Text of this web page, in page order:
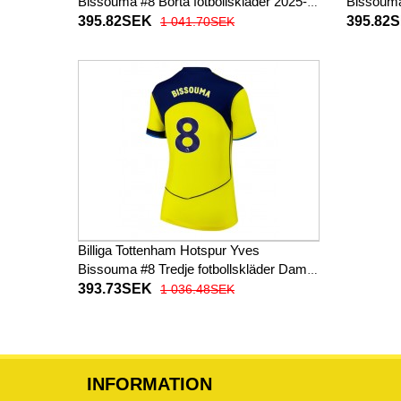
26 Kortärmad
395.82SEK 1 041.70SEK
26
Billiga Tottenham Hotspur Yves
Bissouma #8 Tredje fotbollskläder Dam
2025-26 Kortärmad
393.73SEK 1 036.48SEK
INFORMATION